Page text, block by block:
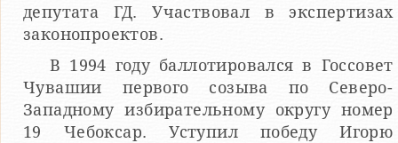
депутата ГД. Участвовал в экспертизах
законопроектов.
В 1994 году баллотировался в Госсовет
Чувашии первого созыва по Северо-
Западному избирательному округу номер
19 Чебоксар. Уступил победу Игорю